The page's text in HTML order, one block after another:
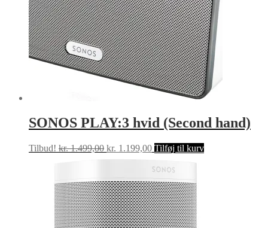
SONOS PLAY:3 hvid (Second hand)
Tilbud! kr.1.499,00 Den
oprindelige
var:
kr. 1.499,00.
kr. 1.199,00Den
pris
er:
kr. 1.199,00.
Tilføj til kurv